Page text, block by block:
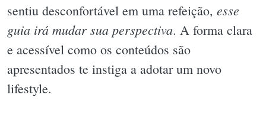
sentiu desconfortável em uma refeição, esse
guia irá mudar sua perspectiva. A forma clara
e acessível como os conteúdos são
apresentados te instiga a adotar um novo
lifestyle.